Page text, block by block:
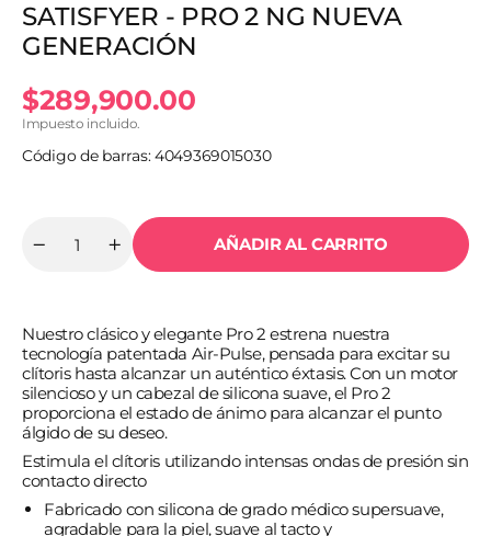
SATISFYER - PRO 2 NG NUEVA
GENERACIÓN
Precio
habitual
$289,900.00
Impuesto incluido.
Código de barras: 4049369015030
Reducir
PRO
2
NG
NUEVA
GENERACIÓN
Cantidad
Aumentar
cantidad
PRO
2
NG
NUEVA
GENERACIÓN
AÑADIR AL CARRITO
Nuestro clásico y elegante Pro 2 estrena nuestra
tecnología patentada Air-Pulse, pensada para excitar su
clítoris hasta alcanzar un auténtico éxtasis. Con un motor
silencioso y un cabezal de silicona suave, el Pro 2
proporciona el estado de ánimo para alcanzar el punto
álgido de su deseo.
Estimula el clítoris utilizando intensas ondas de presión sin
contacto directo
Fabricado con silicona de grado médico supersuave,
agradable para la piel, suave al tacto y